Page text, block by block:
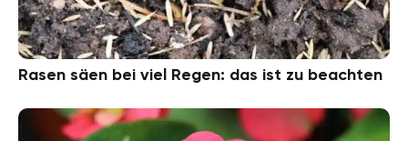
Rasen säen bei viel Regen: das ist zu beachten